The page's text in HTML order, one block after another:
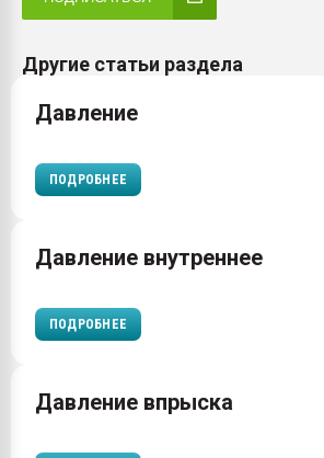
Другие статьи раздела
Давление
ПОДРОБНЕЕ
Давление внутреннее
ПОДРОБНЕЕ
Давление впрыска